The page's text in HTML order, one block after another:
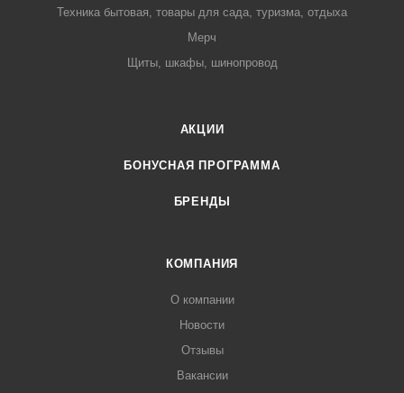
Техника бытовая, товары для сада, туризма, отдыха
Мерч
Щиты, шкафы, шинопровод
АКЦИИ
БОНУСНАЯ ПРОГРАММА
БРЕНДЫ
КОМПАНИЯ
О компании
Новости
Отзывы
Вакансии